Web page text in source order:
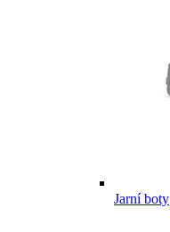
Jarní boty